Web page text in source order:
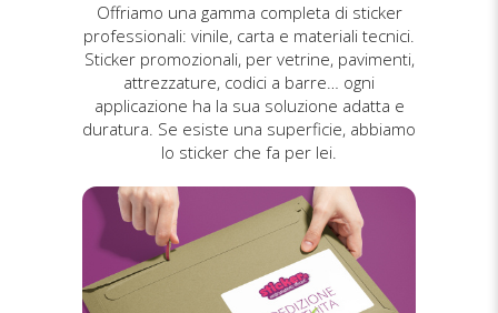
Offriamo una gamma completa di sticker
professionali: vinile, carta e materiali tecnici.
Sticker promozionali, per vetrine, pavimenti,
attrezzature, codici a barre… ogni
applicazione ha la sua soluzione adatta e
duratura. Se esiste una superficie, abbiamo
lo sticker che fa per lei.